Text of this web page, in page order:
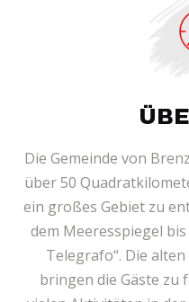
Die Gemeinde von
über 50
ein großes Gebiet zu
dem Meeresspiegel
Telegrafo“. Die
bringen die Gäste zu